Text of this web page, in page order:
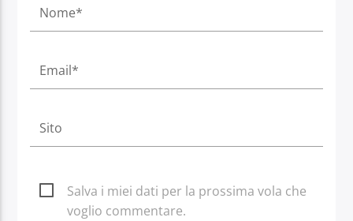
Salva i miei dati per la prossima vola che
voglio commentare.